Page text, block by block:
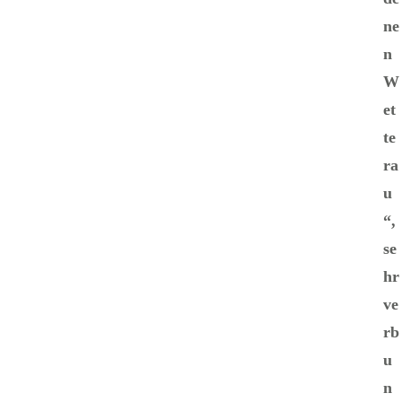
ne
n
W
et
te
ra
u
“,
se
hr
ve
rb
u
n